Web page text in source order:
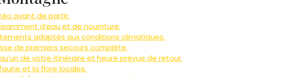
avant de partir.
d’eau et de nourriture.
adaptés aux conditions climatiques.
de premiers secours complète.
de votre itinéraire et heure prévue de retour.
et la flore locales.